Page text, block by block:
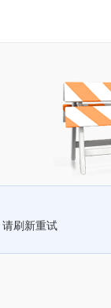
刷新重试